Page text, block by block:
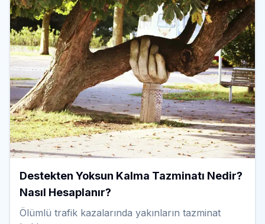
Destekten Yoksun Kalma Tazminatı Nedir?
Nasıl Hesaplanır?
Ölümlü trafik kazalarında yakınların tazminat